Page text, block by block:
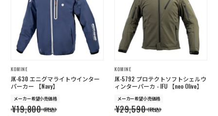
KOMINE
JK-630 エニグマライトウインター
パーカー 【Navy】
メーカー希望小売価格
¥19,800（税込）
KOMINE
JK-5792 プロテクトソフトシェルウ
ィンターパーカ - IFU 【neo Olive】
メーカー希望小売価格
¥29,590（税込）